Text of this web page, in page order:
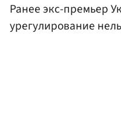
Ранее экс-премьер
урегулирование